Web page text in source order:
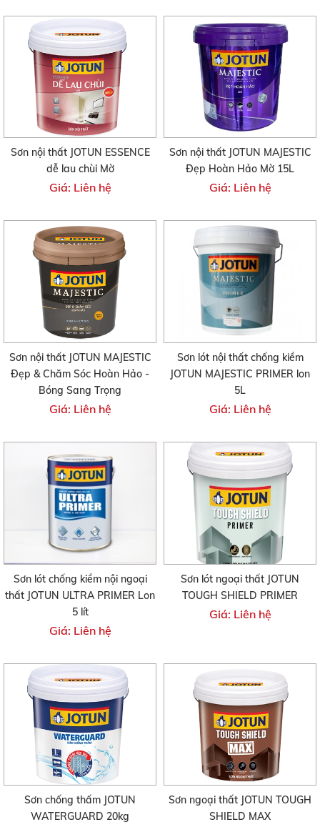
Sơn nội thất JOTUN ESSENCE
dễ lau chùi Mờ
Giá: Liên hệ
Sơn nội thất JOTUN MAJESTIC
Đẹp Hoàn Hảo Mờ 15L
Giá: Liên hệ
Sơn nội thất JOTUN MAJESTIC
Đẹp & Chăm Sóc Hoàn Hảo -
Bóng Sang Trọng
Giá: Liên hệ
Sơn lót nội thất chống kiềm
JOTUN MAJESTIC PRIMER lon
5L
Giá: Liên hệ
Sơn lót chống kiềm nội ngoại
thất JOTUN ULTRA PRIMER Lon
5 lít
Giá: Liên hệ
Sơn lót ngoại thất JOTUN
TOUGH SHIELD PRIMER
Giá: Liên hệ
Sơn chống thấm JOTUN
WATERGUARD 20kg
Sơn ngoại thất JOTUN TOUGH
SHIELD MAX